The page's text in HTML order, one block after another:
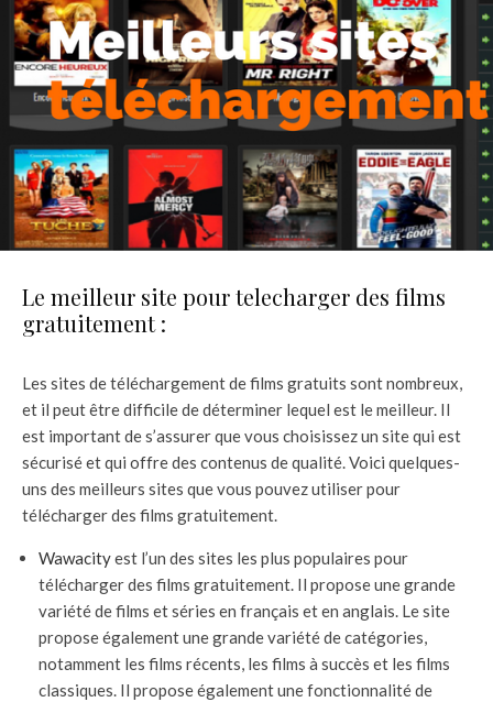
Le meilleur site pour telecharger des films
gratuitement :
Les sites de téléchargement de films gratuits sont nombreux,
et il peut être difficile de déterminer lequel est le meilleur. Il
est important de s’assurer que vous choisissez un site qui est
sécurisé et qui offre des contenus de qualité. Voici quelques-
uns des meilleurs sites que vous pouvez utiliser pour
télécharger des films gratuitement.
Wawacityest l’un des sites les plus populaires pour
télécharger des films gratuitement. Il propose une grande
variété de films et séries en français et en anglais. Le site
propose également une grande variété de catégories,
notamment les films récents, les films à succès et les films
classiques. Il propose également une fonctionnalité de